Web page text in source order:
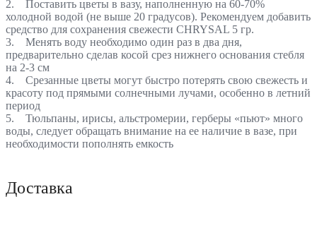
2. Поставить цветы в вазу, наполненную на 60-70%
холодной водой (не выше 20 градусов). Рекомендуем добавить
средство для сохранения свежести CHRYSAL 5 гр.
3. Менять воду необходимо один раз в два дня,
предварительно сделав косой срез нижнего основания стебля
на 2-3 см
4. Срезанные цветы могут быстро потерять свою свежесть и
красоту под прямыми солнечными лучами, особенно в летний
период
5. Тюльпаны, ирисы, альстромерии, герберы «пьют» много
воды, следует обращать внимание на ее наличие в вазе, при
необходимости пополнять емкость
Доставка